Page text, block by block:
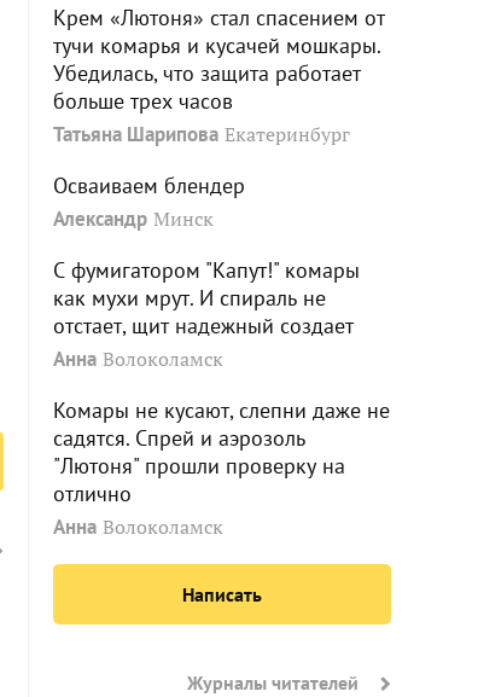
Крем «Лютоня» стал спасением от
тучи комарья и кусачей мошкары.
Убедилась, что защита работает
больше трех часов
Татьяна Шарипова Екатеринбург
Осваиваем блендер
Александр Минск
С фумигатором "Капут!" комары
как мухи мрут. И спираль не
отстает, щит надежный создает
Анна Волоколамск
Комары не кусают, слепни даже не
садятся. Спрей и аэрозоль
"Лютоня" прошли проверку на
отлично
Анна Волоколамск
Написать
Журналы читателей